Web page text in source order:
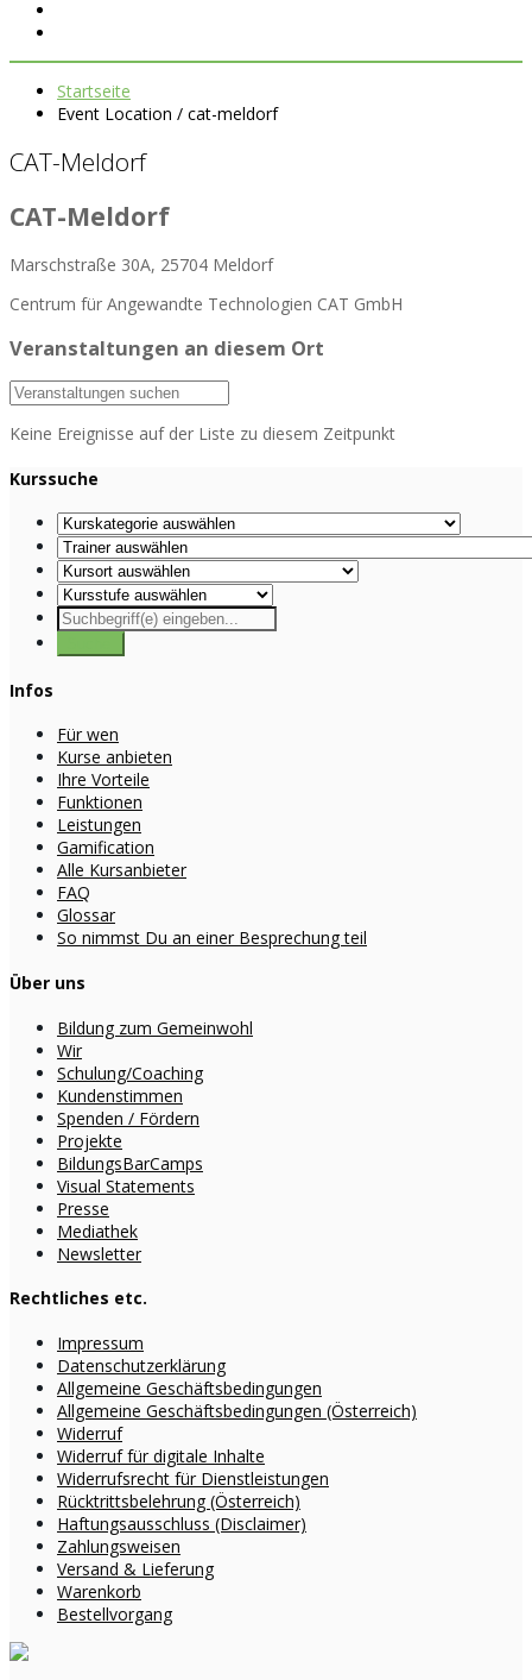
Startseite
Event Location / cat-meldorf
CAT-Meldorf
CAT-Meldorf
Marschstraße 30A, 25704 Meldorf
Centrum für Angewandte Technologien CAT GmbH
Veranstaltungen an diesem Ort
Keine Ereignisse auf der Liste zu diesem Zeitpunkt
Kurssuche
Infos
Für wen
Kurse anbieten
Ihre Vorteile
Funktionen
Leistungen
Gamification
Alle Kursanbieter
FAQ
Glossar
So nimmst Du an einer Besprechung teil
Über uns
Bildung zum Gemeinwohl
Wir
Schulung/Coaching
Kundenstimmen
Spenden / Fördern
Projekte
BildungsBarCamps
Visual Statements
Presse
Mediathek
Newsletter
Rechtliches etc.
Impressum
Datenschutzerklärung
Allgemeine Geschäftsbedingungen
Allgemeine Geschäftsbedingungen (Österreich)
Widerruf
Widerruf für digitale Inhalte
Widerrufsrecht für Dienstleistungen
Rücktrittsbelehrung (Österreich)
Haftungsausschluss (Disclaimer)
Zahlungsweisen
Versand & Lieferung
Warenkorb
Bestellvorgang